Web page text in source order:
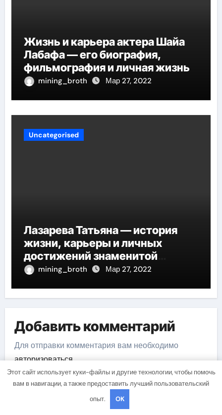
Жизнь и карьера актера Шайа
Лабафа — его биография,
фильмография и личная жизнь
mining_broth Мар 27, 2022
Uncategorised
Лазарева Татьяна — история
жизни, карьеры и личных
достижений знаменитой
актрисы, восходящей на олимп
mining_broth Мар 27, 2022
Добавить комментарий
Для отправки комментария вам необходимо
авторизоваться.
Этот сайт использует куки-файлы и другие технологии, чтобы помочь
вам в навигации, а также предоставить лучший пользовательский
опыт.
OK